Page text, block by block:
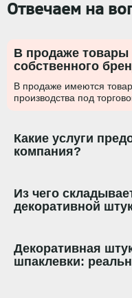
Отвечаем на
В продаже товары
собственного
В продаже имеются
производства под
Какие услуги
компания?
Из чего
декоративной
Декоративная
шпаклевки: